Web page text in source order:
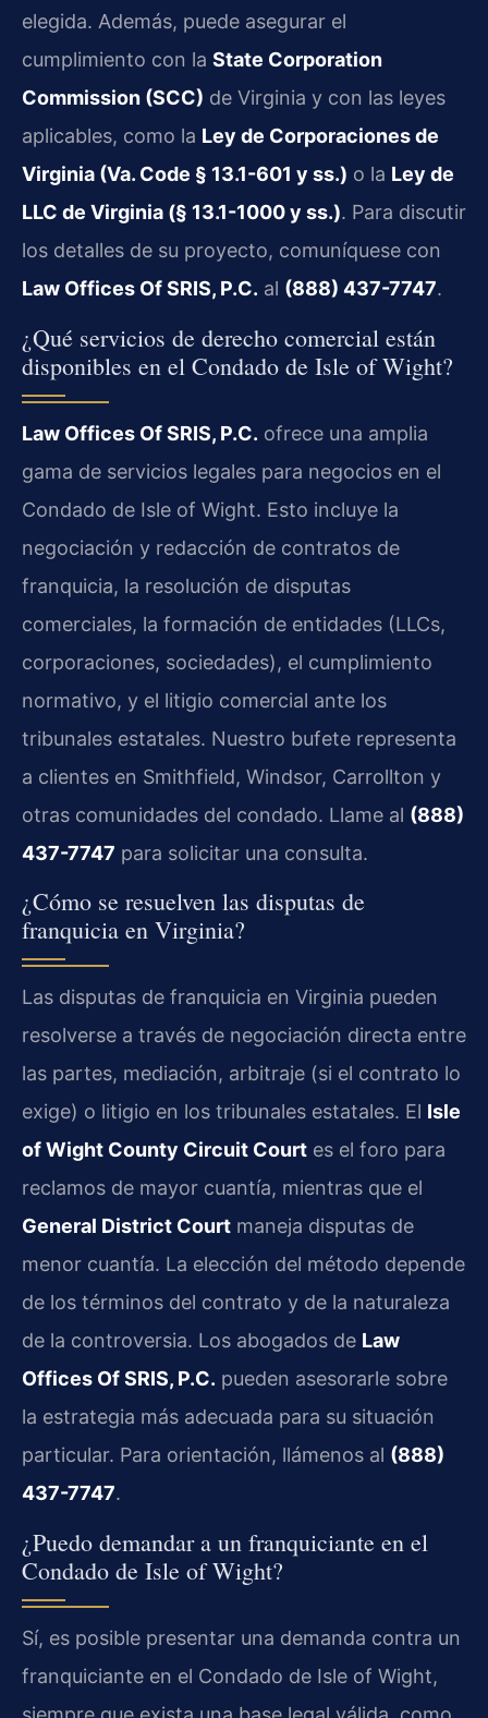
elegida. Además, puede asegurar el
cumplimiento con la State Corporation
Commission (SCC) de Virginia y con las leyes
aplicables, como la Ley de Corporaciones de
Virginia (Va. Code § 13.1-601 y ss.) o la Ley de
LLC de Virginia (§ 13.1-1000 y ss.). Para discutir
los detalles de su proyecto, comuníquese con
Law Offices Of SRIS, P.C. al (888) 437-7747.
¿Qué servicios de derecho comercial están
disponibles en el Condado de Isle of Wight?
Law Offices Of SRIS, P.C. ofrece una amplia
gama de servicios legales para negocios en el
Condado de Isle of Wight. Esto incluye la
negociación y redacción de contratos de
franquicia, la resolución de disputas
comerciales, la formación de entidades (LLCs,
corporaciones, sociedades), el cumplimiento
normativo, y el litigio comercial ante los
tribunales estatales. Nuestro bufete representa
a clientes en Smithfield, Windsor, Carrollton y
otras comunidades del condado. Llame al (888)
437-7747 para solicitar una consulta.
¿Cómo se resuelven las disputas de
franquicia en Virginia?
Las disputas de franquicia en Virginia pueden
resolverse a través de negociación directa entre
las partes, mediación, arbitraje (si el contrato lo
exige) o litigio en los tribunales estatales. El Isle
of Wight County Circuit Court es el foro para
reclamos de mayor cuantía, mientras que el
General District Court maneja disputas de
menor cuantía. La elección del método depende
de los términos del contrato y de la naturaleza
de la controversia. Los abogados de Law
Offices Of SRIS, P.C. pueden asesorarle sobre
la estrategia más adecuada para su situación
particular. Para orientación, llámenos al (888)
437-7747.
¿Puedo demandar a un franquiciante en el
Condado de Isle of Wight?
Sí, es posible presentar una demanda contra un
franquiciante en el Condado de Isle of Wight,